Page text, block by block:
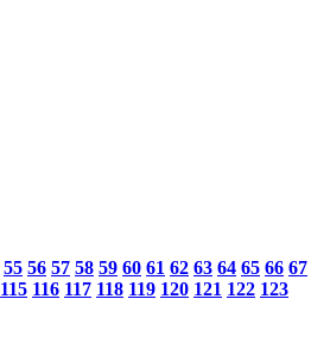
55 56 57 58 59 60 61 62 63 64 65 66 67
115 116 117 118 119 120 121 122 123